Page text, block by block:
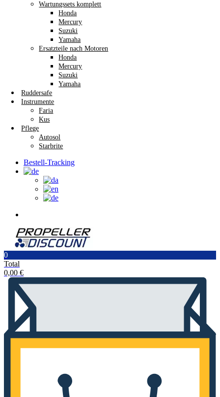
Wartungssets komplett
Honda
Mercury
Suzuki
Yamaha
Ersatzteile nach Motoren
Honda
Mercury
Suzuki
Yamaha
Ruddersafe
Instrumente
Faria
Kus
Pflege
Autosol
Starbrite
Bestell-Tracking
0
Total
0,00 €